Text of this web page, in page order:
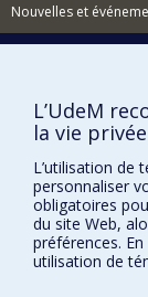
Nouvelles et
Plan du site
Accessibilité
FACULTÉ DES
Nos départements et
L’UdeM
la vie privée
L’utilisation de
personnaliser
obligatoires
du site Web,
préférences.
utilisation de